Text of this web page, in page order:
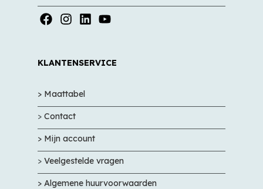
KLANTENSERVICE
> Maattabel
> Contact
> Mijn account
> Veelgestelde vragen
> Algemene huurvoorwaarden